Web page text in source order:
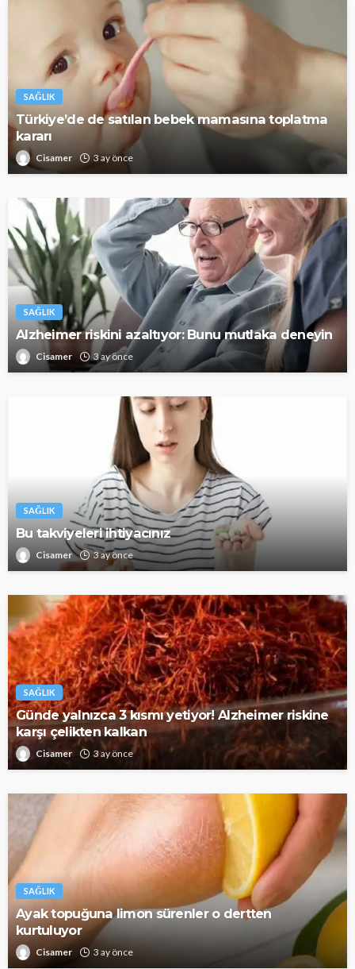
SAĞLIK
Türkiye’de de satılan bebek mamasına toplatma
kararı
Cisamer 3 ay önce
SAĞLIK
Alzheimer riskini azaltıyor: Bunu mutlaka deneyin
Cisamer 3 ay önce
SAĞLIK
Bu takviyeleri ihtiyacınız
Cisamer 3 ay önce
SAĞLIK
Günde yalnızca 3 kısmı yetiyor! Alzheimer riskine
karşı çelikten kalkan
Cisamer 3 ay önce
SAĞLIK
Ayak topuğuna limon sürenler o dertten
kurtuluyor
Cisamer 3 ay önce